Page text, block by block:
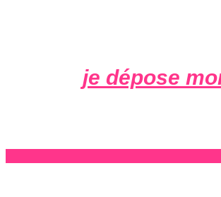
je dépose